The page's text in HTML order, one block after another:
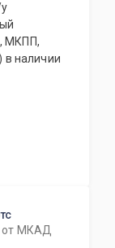
МКПП,
в наличии
от МКАД